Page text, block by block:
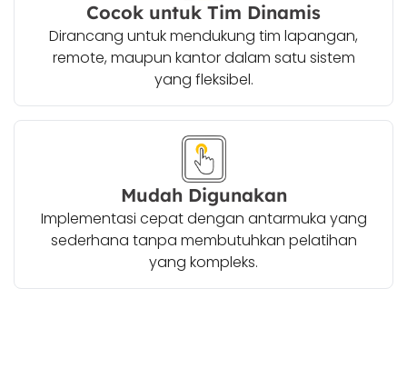
Cocok untuk Tim Dinamis
Dirancang untuk mendukung tim lapangan,
remote, maupun kantor dalam satu sistem
yang fleksibel.
Mudah Digunakan
Implementasi cepat dengan antarmuka yang
sederhana tanpa membutuhkan pelatihan
yang kompleks.